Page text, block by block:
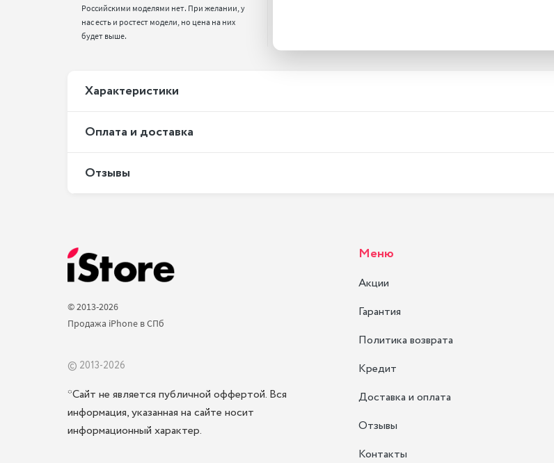
Российскими моделями нет. При желании, у
нас есть и ростест модели, но цена на них
будет выше.
Xарактеристики
Оплата и доставка
Отзывы
© 2013-2026
Продажа iPhone в СПб
© 2013-2026
*Сайт не является публичной оффертой. Вся
информация, указанная на сайте носит
информационный характер.
Меню
Акции
Гарантия
Политика возврата
Кредит
Доставка и оплата
Отзывы
Контакты